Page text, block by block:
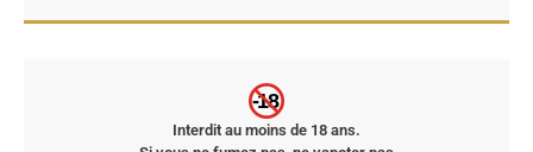
-18
Interdit au moins de 18 ans.